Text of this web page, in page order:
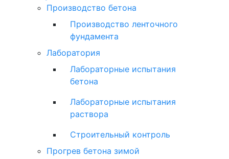
Производство бетона
Производство ленточного
фундамента
Лаборатория
Лабораторные испытания
бетона
Лабораторные испытания
раствора
Строительный контроль
Прогрев бетона зимой